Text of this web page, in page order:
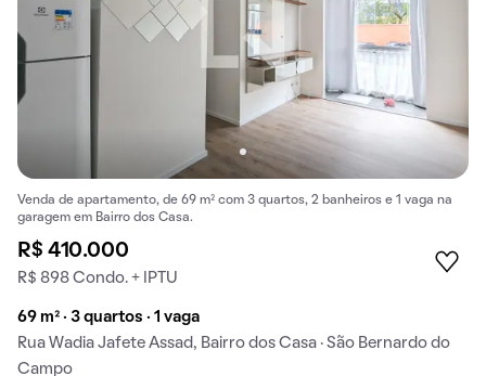
Venda de apartamento, de 69 m² com 3 quartos, 2 banheiros e 1 vaga na
garagem em Bairro dos Casa.
R$ 410.000
R$ 898 Condo. + IPTU
69 m² · 3 quartos · 1 vaga
Rua Wadia Jafete Assad, Bairro dos Casa · São Bernardo do
Campo